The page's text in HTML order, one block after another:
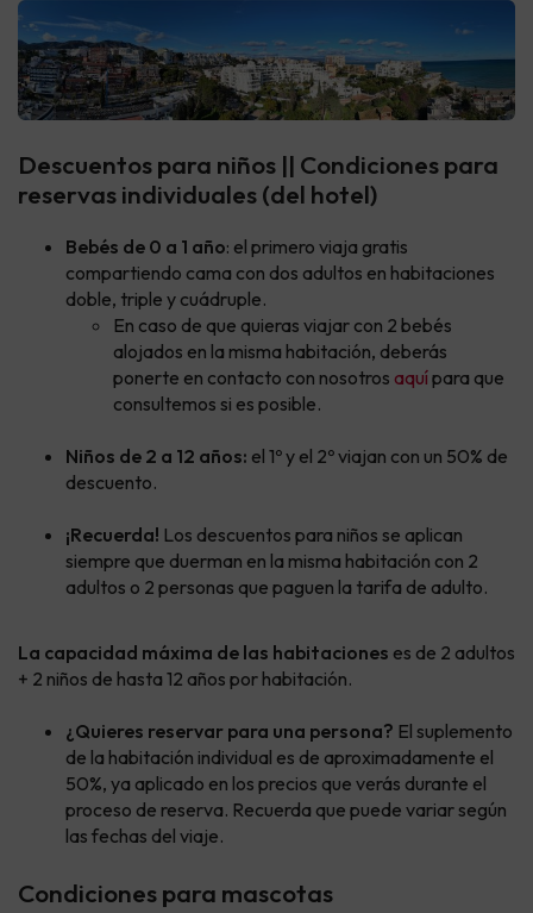
Descuentos para niños || Condiciones para
reservas individuales (del hotel)
Bebés de 0 a 1 año: el primero viaja gratis
compartiendo cama con dos adultos en habitaciones
doble, triple y cuádruple.
En caso de que quieras viajar con 2 bebés
alojados en la misma habitación, deberás
ponerte en contacto con nosotros aquípara que
consultemos si es posible.
Niños de 2 a 12 años: el 1º y el 2º viajan con un 50% de
descuento.
¡Recuerda! Los descuentos para niños se aplican
siempre que duerman en la misma habitación con 2
adultos o 2 personas que paguen la tarifa de adulto.
La capacidad máxima de las habitaciones es de 2 adultos
+ 2 niños de hasta 12 años por habitación.
¿Quieres reservar para una persona? El suplemento
de la habitación individual es de aproximadamente el
50%, ya aplicado en los precios que verás durante el
proceso de reserva. Recuerda que puede variar según
las fechas del viaje.
Condiciones para mascotas